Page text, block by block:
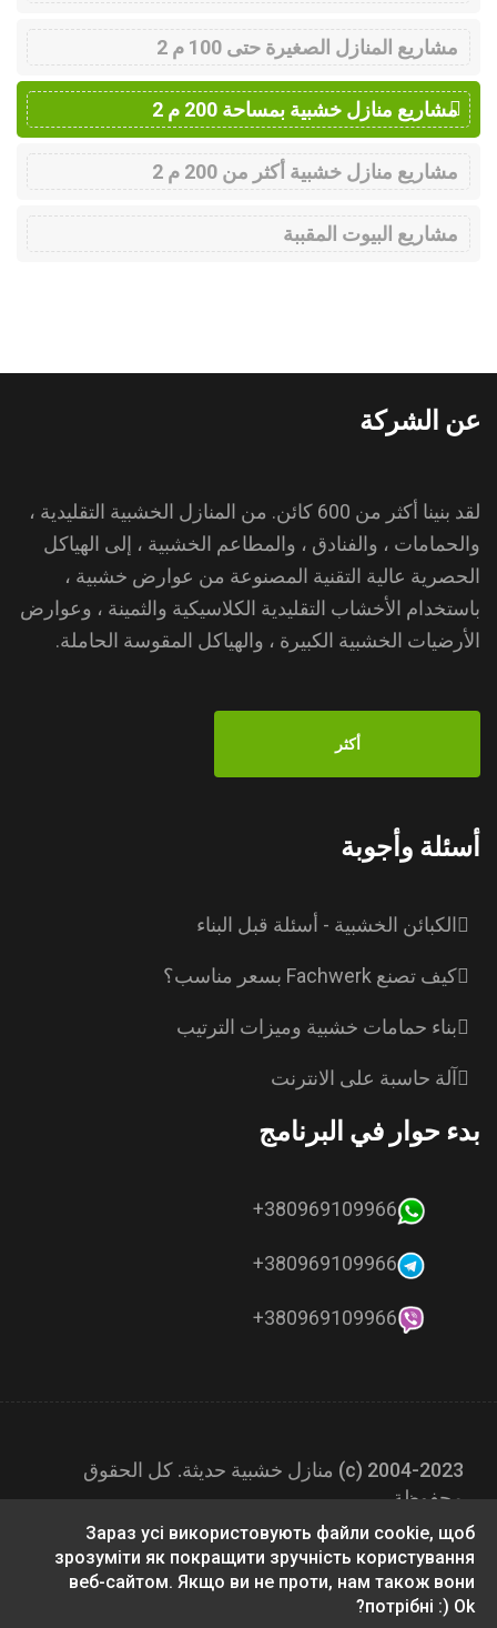
مشاريع المنازل الصغيرة حتى 100 م 2
مشاريع منازل خشبية بمساحة 200 م 2
مشاريع منازل خشبية أكثر من 200 م 2
مشاريع البيوت المقببة
عن الشركة
لقد بنينا أكثر من 600 كائن. من المنازل الخشبية التقليدية ،
والحمامات ، والفنادق ، والمطاعم الخشبية ، إلى الهياكل
الحصرية عالية التقنية المصنوعة من عوارض خشبية ،
باستخدام الأخشاب التقليدية الكلاسيكية والثمينة ، وعوارض
الأرضيات الخشبية الكبيرة ، والهياكل المقوسة الحاملة.
أكثر
أسئلة وأجوبة
الكبائن الخشبية - أسئلة قبل البناء
كيف تصنع Fachwerk بسعر مناسب؟
بناء حمامات خشبية وميزات الترتيب
آلة حاسبة على الانترنت
بدء حوار في البرنامج
380969109966+
380969109966+
380969109966+
2004-2023 (с) منازل خشبية حديثة. كل الحقوق
محفوظة.
Зараз усі використовують файли cookie, щоб
зрозуміти як покращити зручність користування
веб-сайтом. Якщо ви не проти, нам також вони
потрібні :) Ok?